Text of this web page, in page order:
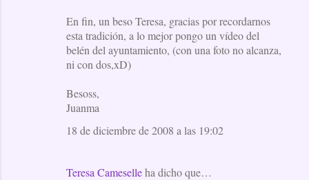
En fin, un beso Teresa, gracias por recordarnos
esta tradición, a lo mejor pongo un vídeo del
belén del ayuntamiento, (con una foto no alcanza,
ni con dos,xD)
Besoss,
Juanma
18 de diciembre de 2008 a las 19:02
Teresa Cameselleha dicho que…